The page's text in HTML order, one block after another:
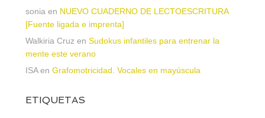
sonia en NUEVO CUADERNO DE LECTOESCRITURA
[Fuente ligada e imprenta]
Walkiria Cruz en Sudokus infantiles para entrenar la
mente este verano
ISAen Grafomotricidad. Vocales en mayúscula
ETIQUETAS